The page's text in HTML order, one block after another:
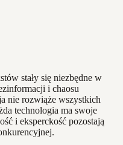
stały się niezbędne w
i chaosu
nie rozwiąże wszystkich
technologia ma swoje
i eksperckość pozostają